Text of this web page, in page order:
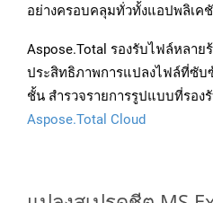
อย่างครอบคลุมทั่วทั้งแอปพลิเค
Aspose.Total รองรับไฟล์หลาย
ประสิทธิภาพการแปลงไฟล์ที่ซั
ชั้น สำรวจรายการรูปแบบที่รอ
Aspose.Total Cloud